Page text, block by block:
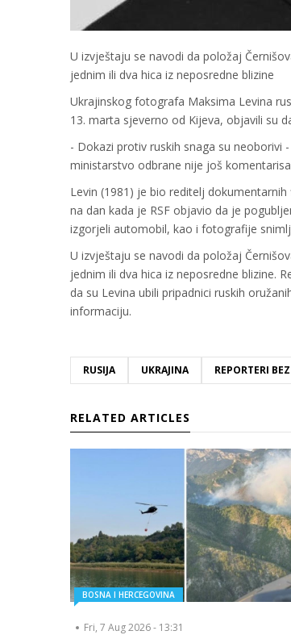
U izvještaju se navodi da položaj
jednim ili dva hica iz neposredne blizine
Ukrajinskog fotografa Maksima Levina
13. marta sjeverno od Kijeva, objavili su
- Dokazi protiv ruskih snaga su neoborivi
ministarstvo odbrane nije još
Levin (1981) je bio reditelj
na dan kada je RSF objavio da je
izgorjeli automobil, kao i fotografije
U izvještaju se navodi da položaj
jednim ili dva hica iz neposredne blizine.
da su Levina ubili pripadnici ruskih
informaciju.
RUSIJA UKRAJINA REPORTERI
RELATED ARTICLES
BOSNA I HERCEGOVINA
Fri, 7 Aug 2026 - 13:31